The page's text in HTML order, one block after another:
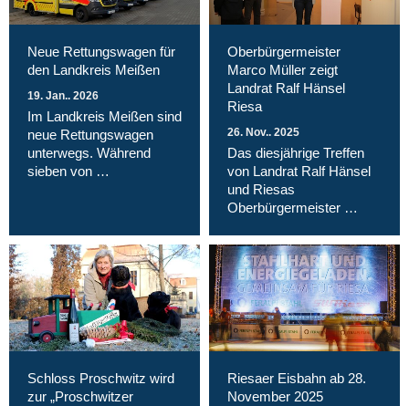
Neue Rettungswagen für
den Landkreis Meißen
19. Jan.. 2026
Im Landkreis Meißen sind
neue Rettungswagen
unterwegs. Während
sieben von …
Oberbürgermeister
Marco Müller zeigt
Landrat Ralf Hänsel
Riesa
26. Nov.. 2025
Das diesjährige Treffen
von Landrat Ralf Hänsel
und Riesas
Oberbürgermeister …
Schloss Proschwitz wird
zur „Proschwitzer
Riesaer Eisbahn ab 28.
November 2025